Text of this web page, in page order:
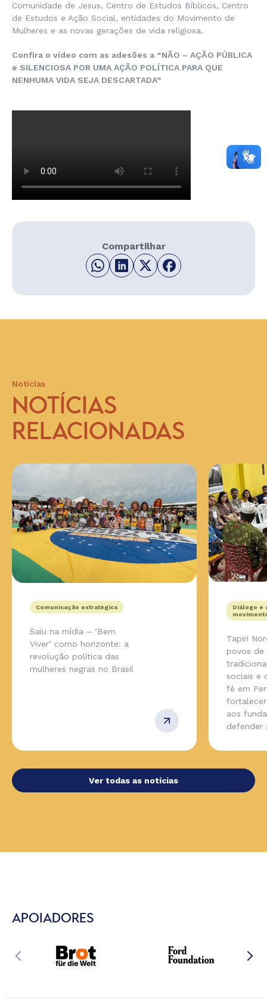
Comunidade de Jesus, Centro de Estudos Bíblicos, Centro
de Estudos e Ação Social, entidades do Movimento de
Mulheres e as novas gerações de vida religiosa.
Confira o vídeo com as adesões a “NÃO – AÇÃO PÚBLICA
e SILENCIOSA POR UMA AÇÃO POLÍTICA PARA QUE
NENHUMA VIDA SEJA DESCARTADA”
Compartilhar
Notícias
NOTÍCIAS
RELACIONADAS
Comunicação estratégica
Saiu na mídia – ‘Bem
Viver’ como horizonte: a
revolução política das
mulheres negras no Brasil
Diálogo e
Tapiri
povos de
sociais e
fé em
aos
defender
Ver todas as notícias
APOIADORES